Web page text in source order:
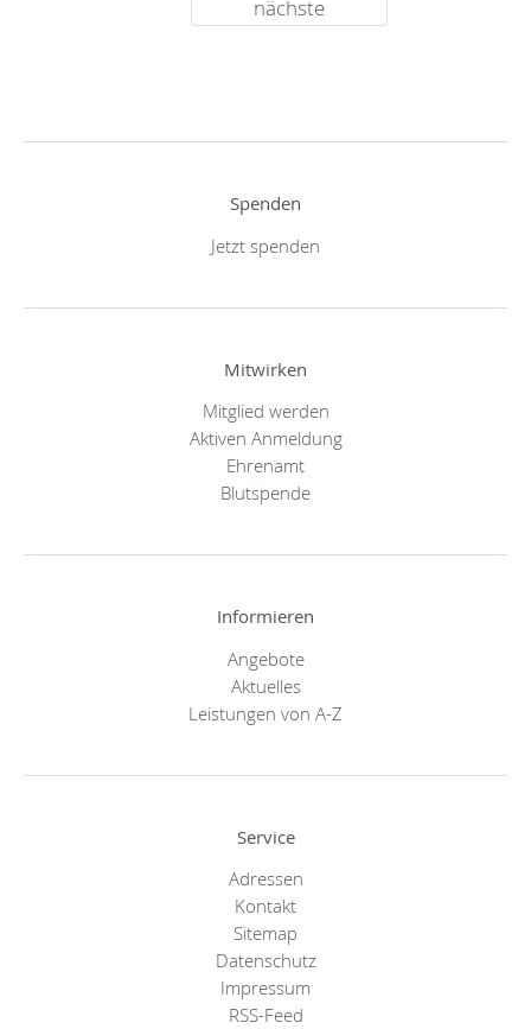
nächste
Spenden
Jetzt spenden
Mitwirken
Mitglied werden
Aktiven Anmeldung
Ehrenamt
Blutspende
Informieren
Angebote
Aktuelles
Leistungen von A-Z
Service
Adressen
Kontakt
Sitemap
Datenschutz
Impressum
RSS-Feed